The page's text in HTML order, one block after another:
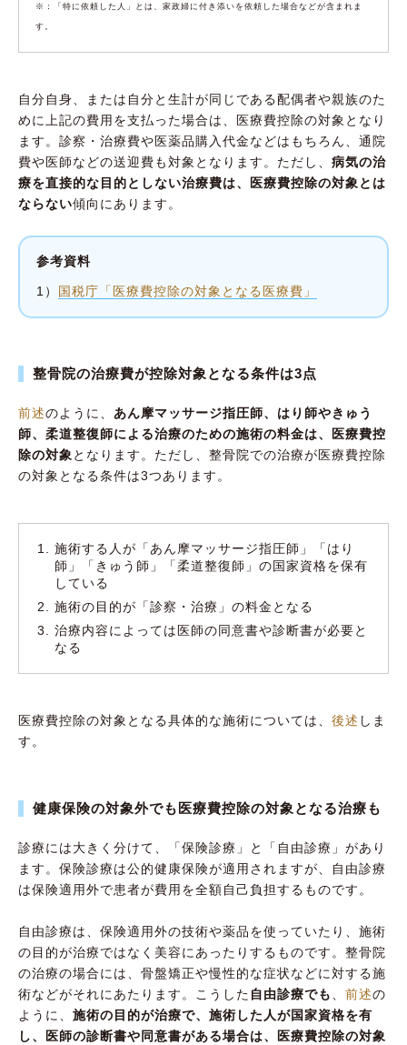
※：「特に依頼した人」とは、家政婦に付き添いを依頼した場合などが含まれま
す。
自分自身、または自分と生計が同じである配偶者や親族のた
めに上記の費用を支払った場合は、医療費控除の対象となり
ます。診察・治療費や医薬品購入代金などはもちろん、通院
費や医師などの送迎費も対象となります。ただし、 病気の治
療を直接的な目的としない治療費は、医療費控除の対象とは
ならない傾向にあります。
参考資料
1） 国税庁「医療費控除の対象となる医療費」
整骨院の治療費が控除対象となる条件は3点
前述のように、 あん摩マッサージ指圧師、はり師やきゅう
師、柔道整復師による治療のための施術の料金は、医療費控
除の対象 となります。ただし、整骨院での治療が医療費控除
の対象となる条件は3つあります。
施術する人が「あん摩マッサージ指圧師」「はり
師」「きゅう師」「柔道整復師」の国家資格を保有
している
施術の目的が「診察・治療」の料金となる
治療内容によっては医師の同意書や診断書が必要と
なる
医療費控除の対象となる具体的な施術については、 後述 しま
す。
健康保険の対象外でも医療費控除の対象となる治療も
診療には大きく分けて、「保険診療」と「自由診療」があり
ます。保険診療は公的健康保険が適用されますが、自由診療
は保険適用外で患者が費用を全額自己負担するものです。
自由診療は、保険適用外の技術や薬品を使っていたり、施術
の目的が治療ではなく美容にあったりするものです。整骨院
の治療の場合には、骨盤矯正や慢性的な症状などに対する施
術などがそれにあたります。こうした 自由診療でも 前述の
ように、 施術の目的が治療で、施術した人が国家資格を有
し、医師の診断書や同意書がある場合は、医療費控除の対象